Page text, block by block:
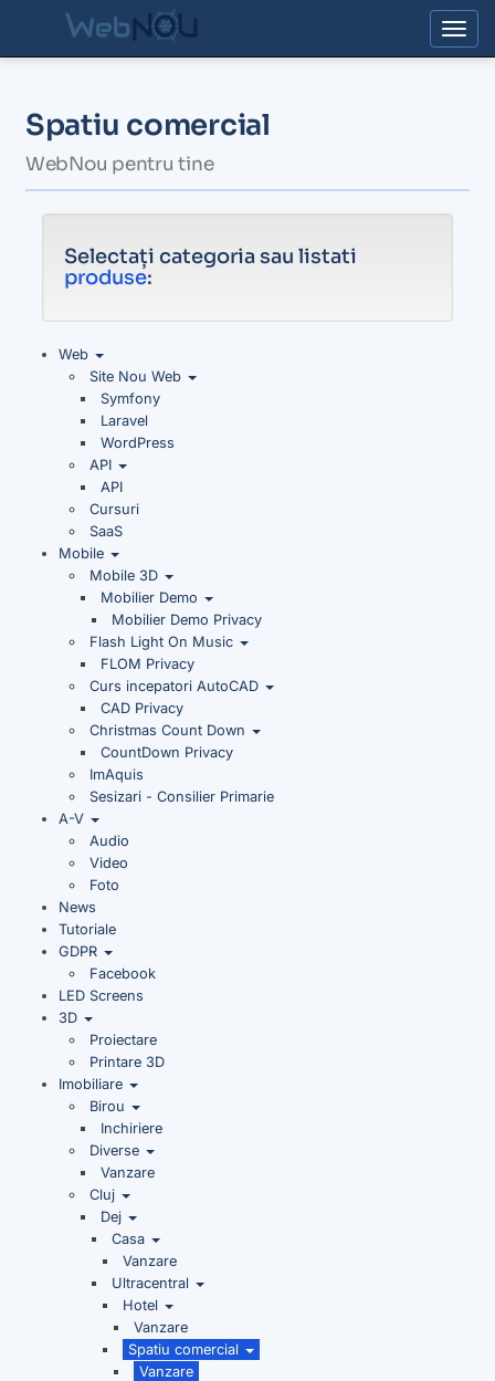
Spatiu comercial
WebNou pentru tine
Selectați categoria sau listati
produse:
Web
Site Nou Web
Symfony
Laravel
WordPress
API
API
Cursuri
SaaS
Mobile
Mobile 3D
Mobilier Demo
Mobilier Demo Privacy
Flash Light On Music
FLOM Privacy
Curs incepatori AutoCAD
CAD Privacy
Christmas Count Down
CountDown Privacy
ImAquis
Sesizari - Consilier Primarie
A-V
Audio
Video
Foto
News
Tutoriale
GDPR
Facebook
LED Screens
3D
Proiectare
Printare 3D
Imobiliare
Birou
Inchiriere
Diverse
Vanzare
Cluj
Dej
Casa
Vanzare
Ultracentral
Hotel
Vanzare
Spatiu comercial
Vanzare